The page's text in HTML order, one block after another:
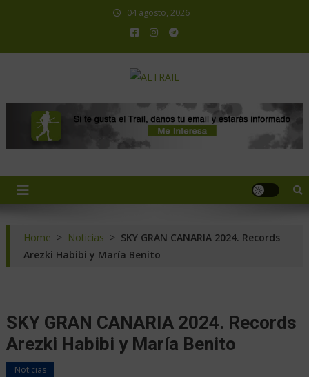
04 agosto, 2026
Home > Noticias > SKY GRAN CANARIA 2024. Records
Arezki Habibi y María Benito
SKY GRAN CANARIA 2024. Records
Arezki Habibi y María Benito
Noticias